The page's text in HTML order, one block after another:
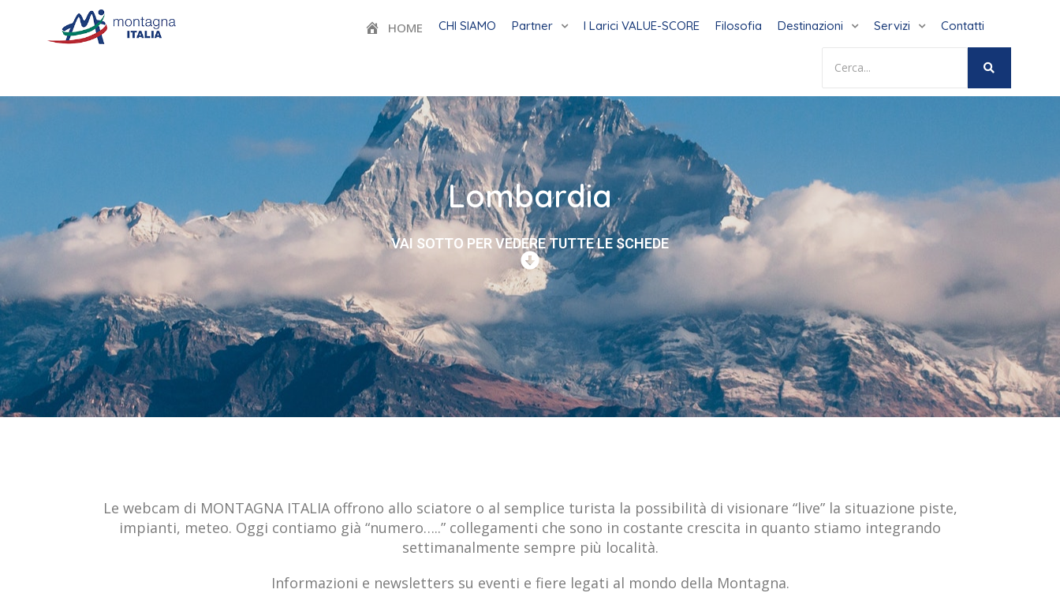
HOME CHI SIAMO Partner I Larici VALUE-SCORE Filosofia Destinazioni Servizi Contatti
Lombardia
VAI SOTTO PER VEDERE TUTTE LE SCHEDE
Le webcam di MONTAGNA ITALIA offrono allo sciatore o al semplice turista la possibilità di visionare “live” la situazione piste,
impianti, meteo. Oggi contiamo già “numero…..” collegamenti che sono in costante crescita in quanto stiamo integrando
settimanalmente sempre più località.
Informazioni e newsletters su eventi e fiere legati al mondo della Montagna.